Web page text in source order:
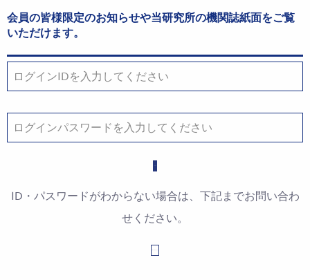
会員の皆様限定のお知らせや当研究所の機関誌紙面をご覧
いただけます。
ID・パスワードがわからない場合は、下記までお問い合わ
せください。